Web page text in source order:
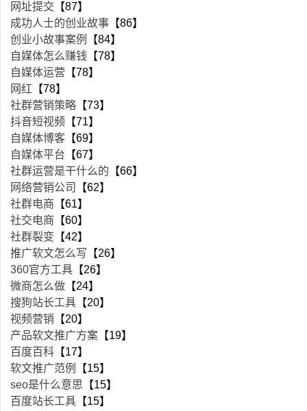
网址提交 【87】
成功人士的创业故事 【86】
创业小故事案例
【84】
自媒体怎么赚钱 【78】
自媒体运营 【78】
网红 【78】
社群营销策略 【73】
抖音短视频 【71】
自媒体博客 【69】
自媒体平台 【67】
社群运营是干什么的 【66】
网络营销公司
【62】
社群电商 【61】
社交电商 【60】
社群裂变 【42】
推广软文怎么写 【26】
360官方工具 【26】
微商怎么做 【24】
搜狗站长工具 【20】
视频营销 【20】
产品软文推广方案 【19】
百度百科 【17】
软文推广范例
【15】
seo是什么意思 【15】
百度站长工具 【15】